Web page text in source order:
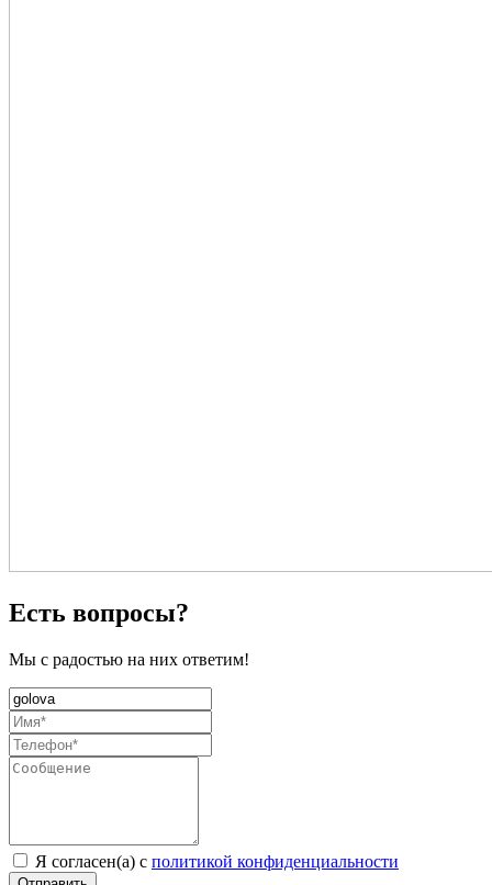
Есть вопросы?
Мы с радостью на них ответим!
Я согласен(а) с политикой конфиденциальности